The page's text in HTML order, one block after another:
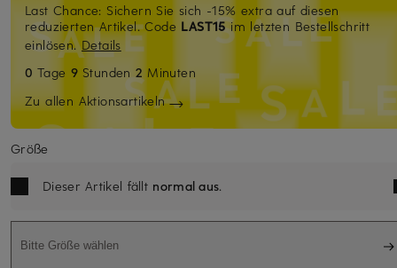
Last Chance: Sichern Sie sich -15% extra auf diesen
reduzierten Artikel. Code LAST15im letzten Bestellschritt
einlösen.Details
0 Tage9 Stunden2 Minuten
Zu allen Aktionsartikeln
Größe
Dieser Artikel fällt normal aus.
Bitte Größe wählen